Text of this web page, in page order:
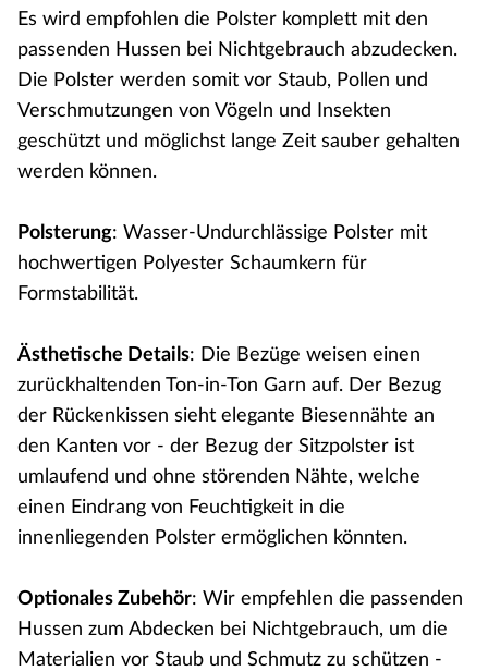
Es wird empfohlen die Polster komplett mit den
passenden Hussen bei Nichtgebrauch abzudecken.
Die Polster werden somit vor Staub, Pollen und
Verschmutzungen von Vögeln und Insekten
geschützt und möglichst lange Zeit sauber gehalten
werden können.
Polsterung: Wasser-Undurchlässige Polster mit
hochwertigen Polyester Schaumkern für
Formstabilität.
Ästhetische Details: Die Bezüge weisen einen
zurückhaltenden Ton-in-Ton Garn auf. Der Bezug
der Rückenkissen sieht elegante Biesennähte an
den Kanten vor - der Bezug der Sitzpolster ist
umlaufend und ohne störenden Nähte, welche
einen Eindrang von Feuchtigkeit in die
innenliegenden Polster ermöglichen könnten.
Optionales Zubehör: Wir empfehlen die passenden
Hussen zum Abdecken bei Nichtgebrauch, um die
Materialien vor Staub und Schmutz zu schützen -